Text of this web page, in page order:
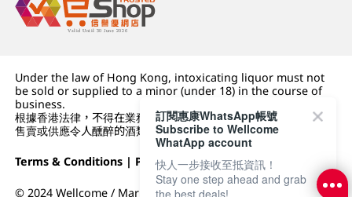
Under the law of Hong Kong, intoxicating liquor must not
be sold or supplied to a minor (under 18) in the course of
business.
根據香港法律，不得在業務過程中，向未成年人 (18 歲以下人士)
售賣或供應令人醺醉的酒類。
Terms & Conditions | Privacy Policy|DFI Retail Group
© 2024 Wellcome / Market Place. The Dairy Farm Company
訂閱惠康WhatsApp帳號
Subscribe to Wellcome
WhatApp account
快人一步接收至抵資訊！
Stay one step ahead and grab
the best deals!